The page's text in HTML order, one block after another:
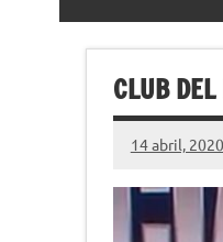
CLUB
14 abril, 2020